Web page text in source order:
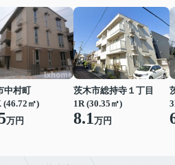
中村町
(46.72㎡)
万円
茨木市総持寺１丁目
1R (30.35㎡)
8.1万円